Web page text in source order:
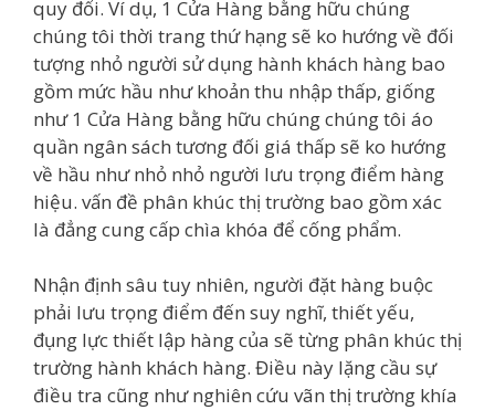
quy đổi. Ví dụ, 1 Cửa Hàng bằng hữu chúng
chúng tôi thời trang thứ hạng sẽ ko hướng về đối
tượng nhỏ người sử dụng hành khách hàng bao
gồm mức hầu như khoản thu nhập thấp, giống
như 1 Cửa Hàng bằng hữu chúng chúng tôi áo
quần ngân sách tương đối giá thấp sẽ ko hướng
về hầu như nhỏ nhỏ người lưu trọng điểm hàng
hiệu. vấn đề phân khúc thị trường bao gồm xác
là đẳng cung cấp chìa khóa để cống phẩm.
Nhận định sâu tuy nhiên, người đặt hàng buộc
phải lưu trọng điểm đến suy nghĩ, thiết yếu,
đụng lực thiết lập hàng của sẽ từng phân khúc thị
trường hành khách hàng. Điều này lặng cầu sự
điều tra cũng như nghiên cứu vãn thị trường khía